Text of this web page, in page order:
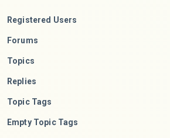
Registered Users
Forums
Topics
Replies
Topic Tags
Empty Topic Tags